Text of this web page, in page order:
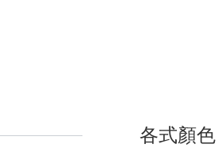
各式顏色